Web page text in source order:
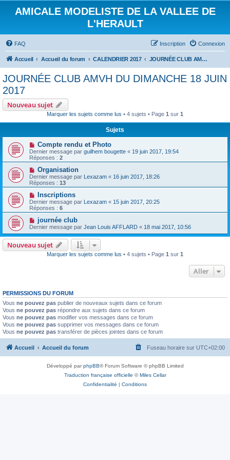
AMICALE MODELISTE DE LA VALLEE DE
L'HERAULT
FAQ Connexion
Inscription
Accueil Accueil du forum CALENDRIER 2017 JOURNÉE CLUB AMVH DU DIMANCHE 18 JUIN 2017
JOURNÉE CLUB AMVH DU DIMANCHE 18 JUIN
2017
Nouveau sujet
Marquer les sujets comme lus • 4 sujets • Page 1 sur 1
Sujets
Compte rendu et Photo
Dernier message par guilhem bougette « 19 juin 2017, 19:54
Réponses : 2
Organisation
Dernier message par Lexazam « 16 juin 2017, 18:26
Réponses : 13
Inscriptions
Dernier message par Lexazam « 15 juin 2017, 20:25
Réponses : 6
journée club
Dernier message par Jean Louis AFFLARD « 18 mai 2017, 10:56
Nouveau sujet
Marquer les sujets comme lus • 4 sujets • Page 1 sur 1
Aller
PERMISSIONS DU FORUM
Vous ne pouvez pas publier de nouveaux sujets dans ce forum
Vous ne pouvez pas répondre aux sujets dans ce forum
Vous ne pouvez pas modifier vos messages dans ce forum
Vous ne pouvez pas supprimer vos messages dans ce forum
Vous ne pouvez pas transférer de pièces jointes dans ce forum
Accueil Accueil du forum Fuseau horaire sur UTC+02:00
Développé parphpBB® Forum Software © phpBB Limited
Traduction française officielle ©Miles Cellar
Confidentialité | Conditions